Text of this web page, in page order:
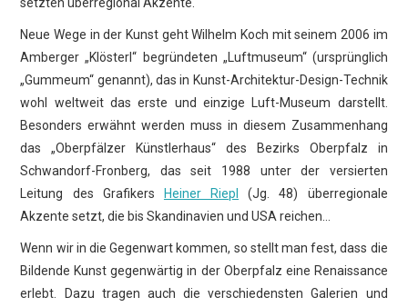
Neue Wege in der Kunst geht Wilhelm Koch mit seinem 2006 im
Amberger „Klösterl“ begründeten „Luftmuseum“ (ursprünglich
„Gummeum“ genannt), das in Kunst-Architektur-Design-Technik
wohl weltweit das erste und einzige Luft-Museum darstellt.
Besonders erwähnt werden muss in diesem Zusammenhang
das „Oberpfälzer Künstlerhaus“ des Bezirks Oberpfalz in
Schwandorf-Fronberg, das seit 1988 unter der versierten
Leitung des Grafikers
Heiner Riepl
(Jg. 48) überregionale
Akzente setzt, die bis Skandinavien und USA reichen…
Wenn wir in die Gegenwart kommen, so stellt man fest, dass die
Bildende Kunst gegenwärtig in der Oberpfalz eine Renaissance
erlebt. Dazu tragen auch die verschiedensten Galerien und